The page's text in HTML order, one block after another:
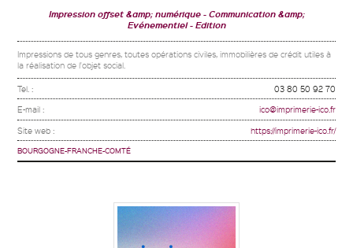
Impression offset &amp; numérique
Communication &amp;
Evénementiel Edition
Impressions de tous genres, toutes opérations civiles, immobilières de crédit utiles à
la réalisation de l'objet social.
Tel. : 03 80 50 92 70
E-mail : ico@imprimerie-ico.fr
Site web : https://imprimerie-ico.fr/
BOURGOGNE-FRANCHE-COMTÉ